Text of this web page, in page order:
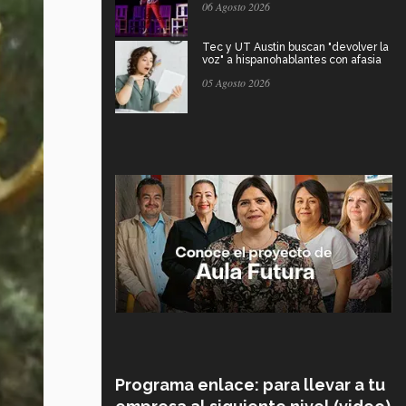
06 Agosto 2026
Tec y UT Austin buscan "devolver la
voz" a hispanohablantes con afasia
05 Agosto 2026
Programa enlace: para llevar a tu